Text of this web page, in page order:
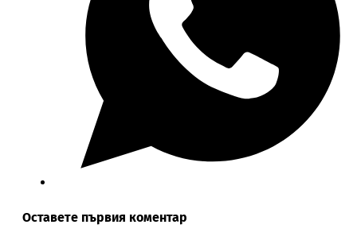
Оставете първия коментар